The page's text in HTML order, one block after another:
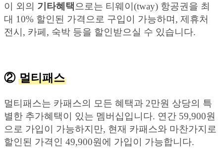
이 외의 기타혜택 으로는 티웨이(tway) 항공권을 최
대 10% 할인된 가격으로 구입이 가능하며, 제휴처
전시, 카페, 숙박 등을 할인받으실 수 있습니다.
② 멀티패스
멀티패스는 카패스의 모든 혜택과 2만원 상당의 특
별한 추가혜택이 있는 멤버십입니다. 연간 59,900원
으로 가입이 가능하지만, 현재 카패스와 마찬가지로
할인된 가격인 49,900원에 가입이 가능합니다.